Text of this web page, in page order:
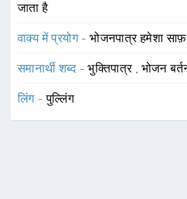
जाता है
वाक्य में प्रयोग -भोजनपात्र हमेशा
समानार्थी शब्द -भुक्तिपात्र , भोजन
लिंग -पुल्लिंग